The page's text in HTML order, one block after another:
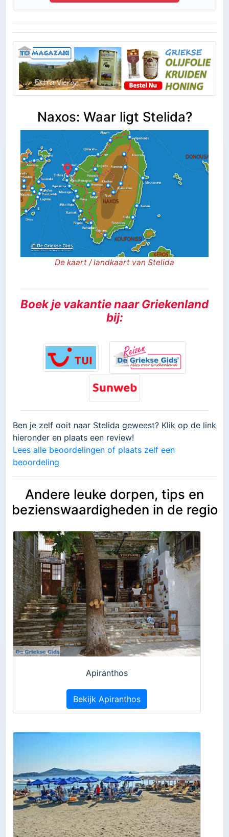
Naxos: Waar ligt Stelida?
De kaart / landkaart van Stelida
Boek je vakantie naar Griekenland
bij:
Ben je zelf ooit naar Stelida geweest? Klik op de link
hieronder en plaats een review!
Lees alle beoordelingen of plaats zelf een
beoordeling
Andere leuke dorpen, tips en
bezienswaardigheden in de regio
Apiranthos
Bekijk Apiranthos